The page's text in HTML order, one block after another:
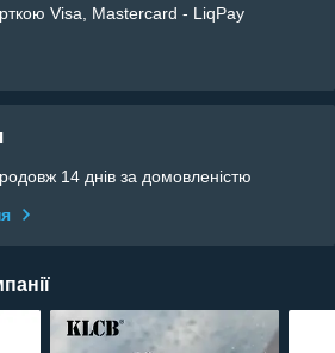
Visa, Mastercard - LiqPay
14 днів за домовленістю